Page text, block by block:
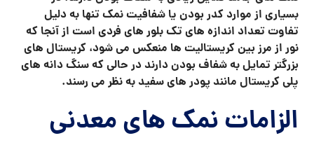
بسیاری از موارد کدر بودن یا شفافیت نمک تنها به دلیل
تفاوت تعداد اندازه های تک بلور های فردی است از آنجا که
نور از مرز بین کریستالیت ها منعکس می شود، کریستال های
بزرگتر تمایل به شفاف بودن دارند در حالی که سنگ دانه های
پلی کریستال مانند پودر های سفید به نظر می رسند.
الزامات نمک های معدنی